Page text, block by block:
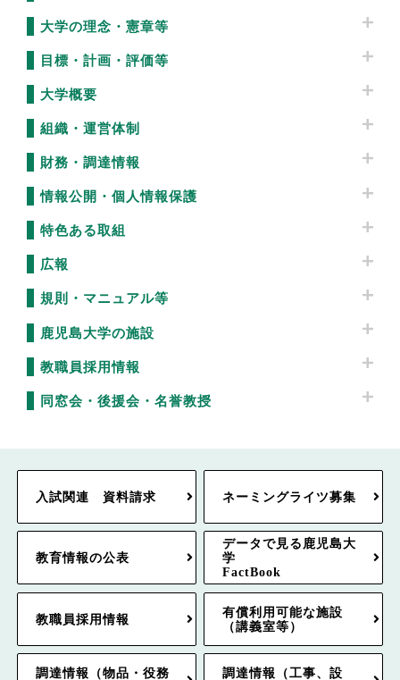
大学の理念・憲章等
目標・計画・評価等
大学概要
組織・運営体制
財務・調達情報
情報公開・個人情報保護
特色ある取組
広報
規則・マニュアル等
鹿児島大学の施設
教職員採用情報
同窓会・後援会・名誉教授
入試関連 資料請求 ネーミングライツ募集
教育情報の公表
データで見る鹿児島大
学
FactBook
教職員採用情報
有償利用可能な施設
（講義室等）
調達情報（物品・役務
調達情報（工事、設